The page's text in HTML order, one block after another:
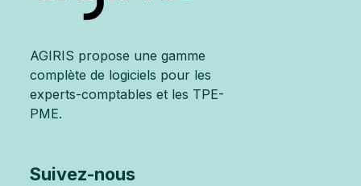
AGIRIS propose une gamme
complète de logiciels pour les
experts-comptables et les TPE-
PME.
Suivez-nous